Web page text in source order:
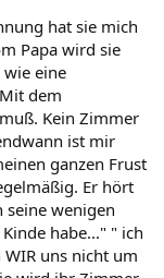
hat sie mich
Papa wird sie
eine
dem
Kein Zimmer
ist mir
ganzen Frust
Er hört
seine wenigen
habe..." " ich
uns nicht um